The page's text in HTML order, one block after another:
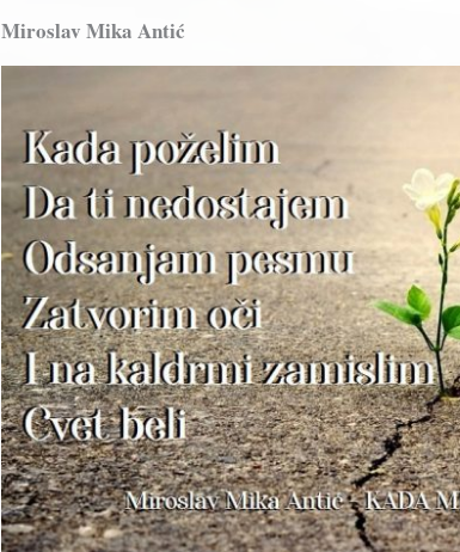
Miroslav Mika Antić